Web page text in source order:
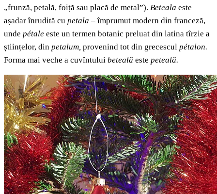
„frunză, petală, foiță sau placă de metal”). Beteala este
așadar înrudită cu petala – împrumut modern din franceză,
unde pétale este un termen botanic preluat din latina tîrzie a
științelor, din petalum, provenind tot din grecescul pétalon.
Forma mai veche a cuvîntului beteală este peteală.